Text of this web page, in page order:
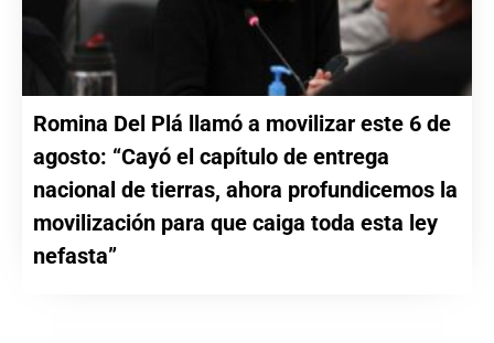
Romina Del Plá llamó a movilizar este 6 de
agosto: “Cayó el capítulo de entrega
nacional de tierras, ahora profundicemos la
movilización para que caiga toda esta ley
nefasta”